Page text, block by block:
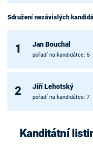
Sdružení nezávislých
1 Jan Bouchal
pořadí na kandidátce: 5
2 Jiří Lehotský
pořadí na kandidátce: 7
Kanditátní